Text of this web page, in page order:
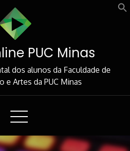
PUC Minas
dos alunos da Faculdade de
e Artes da PUC Minas